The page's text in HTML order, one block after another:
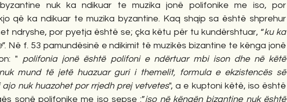
nuk ka ndikuar te muzika jonë polifonike me iso, por
që ka ndikuar te muzika byzantine. Kaq shqip sa është shprehur
ndryshe, por pyetja është se; çka këtu për tu kundërshtuar, “ku ka
”. Në f. 53 pamundësinë e ndikimit të muzikës bizantine te kënga jonë
" polifonia jonë është polifoni e ndërtuar mbi ison dhe në këtë
mund të jetë huazuar guri i themelit, formula e ekzistencës së
nuk huazohet por rrjedh prej vetvetes", a e kuptoni këtë, iso është
sonë polifonike me iso sepse :”iso në këngën bizantine nuk është